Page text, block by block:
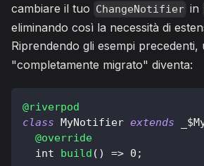
cambiare il tuo ChangeNotifier in
eliminando così la necessità di
Riprendendo gli esempi precedenti,
"completamente migrato" diventa:
@riverpod
class MyNotifier extends _$
@override
  int
build ( ) => 0 ;